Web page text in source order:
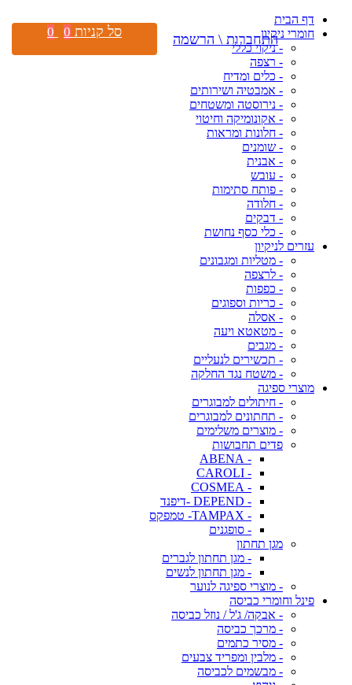
דף הבית
חומרי ניקיון
- ניקוי כללי
- רצפה
- כלים ומדיח
- אמבטיה ושירותים
- נירוסטה ומשטחים
- אקונומיקה וחיטוי
- חלונות ומראות
- שומנים
- אבנית
- עובש
- פותח סתימות
- חלודה
- דבקים
- כלי כסף נחושת
עזרים לניקיון
- מטליות ומגבונים
- לרצפה
- כפפות
- כריות וספוגים
- אסלה
- מטאטא ויעה
- מגבים
- תכשירים לנעליים
- משטח נגד החלקה
מוצרי ספיגה
- חיתולים למבוגרים
- תחתונים למבוגרים
- מוצרים משלימים
פדים תחבושות
- ABENA
- CAROLI
- COSMEA
- DEPEND -דיפנד
- TAMPAX- טמפקס
- סופגנים
מגן תחתון
- מגן תחתון לגברים
- מגן תחתון לנשים
- מוצרי ספיגה לנוער
פינל וחומרי כביסה
- אבקה/ ג'ל / נוזל כביסה
- מרכך כביסה
- מסיר כתמים
- מלבין ומפריד צבעים
- מבשמים לכביסה
התחברות \ הרשמה סל קניות 0
0